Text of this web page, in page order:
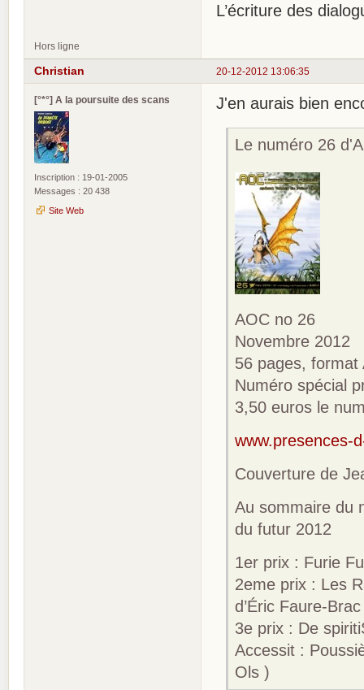
L’écriture des
Hors ligne
20-12-2012 13:06:35
Christian
[°*°] A la poursuite des scans
Inscription : 19-01-2005
Messages : 20 438
Site Web
J'en aurais bien
Le numéro 26
AOC no 26
Novembre 2012
56 pages, format
Numéro spécial
3,50 euros le
www.presences-
Couverture de
Au sommaire du
du futur 2012
1er prix : Furie
2eme prix : Les
d’Éric Faure-
3e prix : De
Accessit :
Ols )